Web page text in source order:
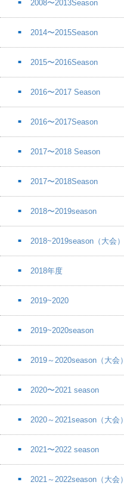
2008〜2013Season
2014〜2015Season
2015〜2016Season
2016〜2017 Season
2016〜2017Season
2017〜2018 Season
2017〜2018Season
2018〜2019season
2018~2019season（大会）
2018年度
2019~2020
2019~2020season
2019～2020season（大会）
2020〜2021 season
2020～2021season（大会）
2021〜2022 season
2021～2022season（大会）